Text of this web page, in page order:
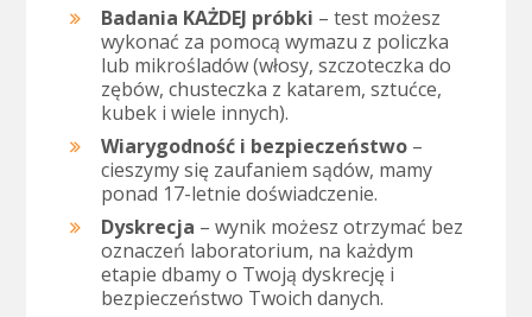
Badania KAŻDEJ próbki – test możesz
wykonać za pomocą wymazu z policzka
lub mikrośladów (włosy, szczoteczka do
zębów, chusteczka z katarem, sztućce,
kubek i wiele innych).
Wiarygodność i bezpieczeństwo–
cieszymy się zaufaniem sądów, mamy
ponad 17-letnie doświadczenie.
Dyskrecja – wynik możesz otrzymać bez
oznaczeń laboratorium, na każdym
etapie dbamy o Twoją dyskrecję i
bezpieczeństwo Twoich danych.